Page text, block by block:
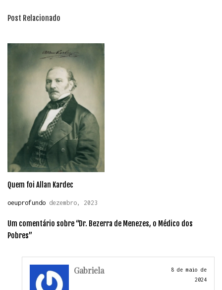
Post Relacionado
Quem foi Allan Kardec
oeuprofundo dezembro, 2023
Um comentário sobre “Dr. Bezerra de Menezes, o Médico dos
Pobres”
Gabriela
8 de maio de
2024